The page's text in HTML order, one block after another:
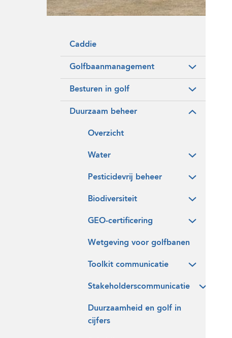
Caddie
Golfbaanmanagement
Besturen in golf
Duurzaam beheer
Overzicht
Water
Pesticidevrij beheer
Biodiversiteit
GEO-certificering
Wetgeving voor golfbanen
Toolkit communicatie
Stakeholderscommunicatie
Duurzaamheid en golf in
cijfers